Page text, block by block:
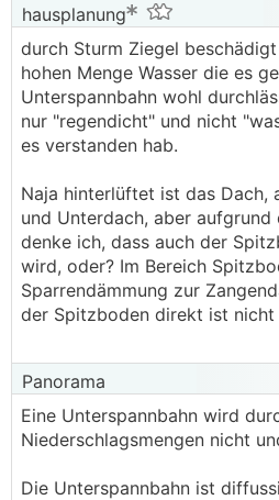
hausplanung
durch Sturm Ziegel
hohen Menge Wasser die es
Unterspannbahn wohl
nur "regendicht" und nicht
es verstanden hab.
Naja hinterlüftet ist das Dach,
und Unterdach, aber aufgrund
denke ich, dass auch der
wird, oder? Im Bereich
Sparrendämmung zur
der Spitzboden direkt ist nicht
Panorama
Eine Unterspannbahn wird
Niederschlagsmengen nicht
Die Unterspannbahn ist